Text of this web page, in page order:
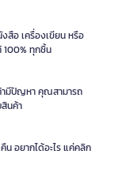
สือ เครื่องเขียน หรือ
100% ทุกชิ้น
ามีปัญหา คุณสามารถ
นค้า
อยากได้อะไร แค่คลิก